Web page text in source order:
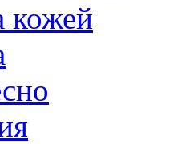
кожей